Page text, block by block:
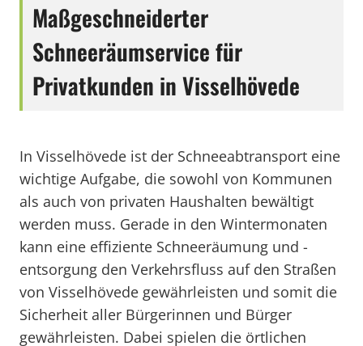
Maßgeschneiderter
Schneeräumservice für
Privatkunden in Visselhövede
In Visselhövede ist der Schneeabtransport eine
wichtige Aufgabe, die sowohl von Kommunen
als auch von privaten Haushalten bewältigt
werden muss. Gerade in den Wintermonaten
kann eine effiziente Schneeräumung und -
entsorgung den Verkehrsfluss auf den Straßen
von Visselhövede gewährleisten und somit die
Sicherheit aller Bürgerinnen und Bürger
gewährleisten. Dabei spielen die örtlichen